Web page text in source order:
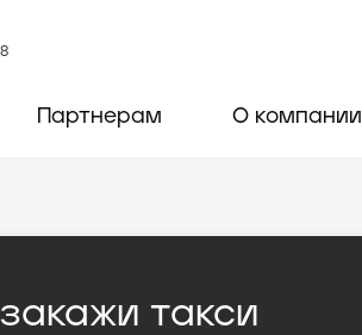
Партнерам О компании
такси